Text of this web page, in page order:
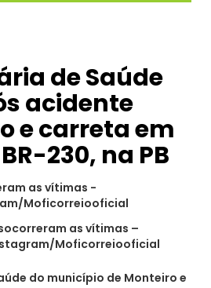
de Saúde
acidente
e carreta em
230, na PB
as vítimas –
Moficorreiooficial
do município de Monteiro e